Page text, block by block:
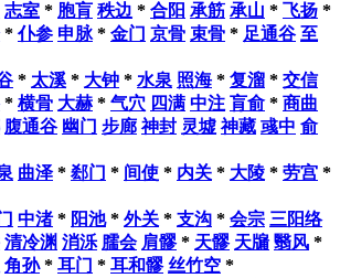
志室 * 胞肓 秩边 * 合阳 承筋 承山 * 飞扬 *
* 仆参 申脉* 金门 京骨 束骨 * 足通谷 至
* 太溪 * 大钟 * 水泉 照海* 复溜 * 交信
* 横骨 大赫 * 气穴 四满 中注 肓俞* 商曲
腹通谷 幽门 步廊 神封 灵墟 神藏 彧中 俞
曲泽* 郄门 * 间使 * 内关 * 大陵 * 劳宫 *
中渚* 阳池* 外关 * 支沟 * 会宗 三阳络
清冷渊 消泺 臑会 肩髎* 天髎 天牖 翳风 *
角孙* 耳门 * 耳和髎 丝竹空 *